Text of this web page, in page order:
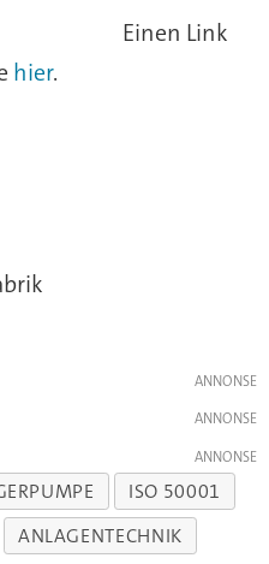
Einen Link
hier.
ISO 50001
ANLAGENTECHNIK